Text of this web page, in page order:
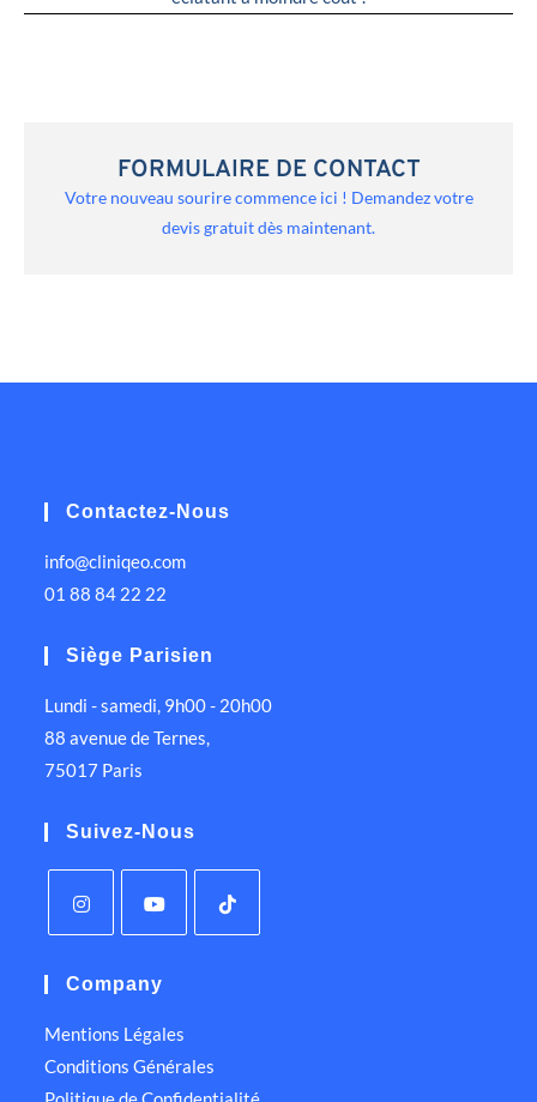
FORMULAIRE DE CONTACT
Votre nouveau sourire commence ici ! Demandez votre
devis gratuit dès maintenant.
Contactez-Nous
info@cliniqeo.com
01 88 84 22 22
Siège Parisien
Lundi - samedi, 9h00 - 20h00
88 avenue de Ternes,
75017 Paris
Suivez-Nous
Company
Mentions Légales
Conditions Générales